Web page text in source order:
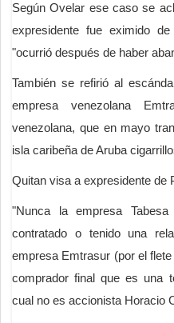
Según Ovelar ese caso se
expresidente fue eximido
"ocurrió después de haber
También se refirió al
empresa venezolana
venezolana, que en mayo
isla caribeña de Aruba
Quitan visa a expresidente de
"Nunca la empresa
contratado o tenido una
empresa Emtrasur (por el
comprador final que es una
cual no es accionista Horacio